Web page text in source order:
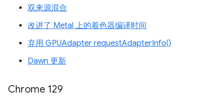
双来源混合
改进了 Metal 上的着色器编译时间
弃用 GPUAdapter requestAdapterInfo()
Dawn 更新
Chrome 129